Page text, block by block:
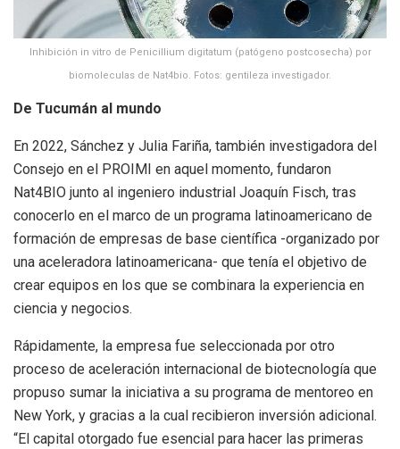
Inhibición in vitro de Penicillium digitatum (patógeno postcosecha) por
biomoleculas de Nat4bio. Fotos: gentileza investigador.
De Tucumán al mundo
En 2022, Sánchez y Julia Fariña, también investigadora del
Consejo en el PROIMI en aquel momento, fundaron
Nat4BIO junto al ingeniero industrial Joaquín Fisch, tras
conocerlo en el marco de un programa latinoamericano de
formación de empresas de base científica -organizado por
una aceleradora latinoamericana- que tenía el objetivo de
crear equipos en los que se combinara la experiencia en
ciencia y negocios.
Rápidamente, la empresa fue seleccionada por otro
proceso de aceleración internacional de biotecnología que
propuso sumar la iniciativa a su programa de mentoreo en
New York, y gracias a la cual recibieron inversión adicional.
“El capital otorgado fue esencial para hacer las primeras